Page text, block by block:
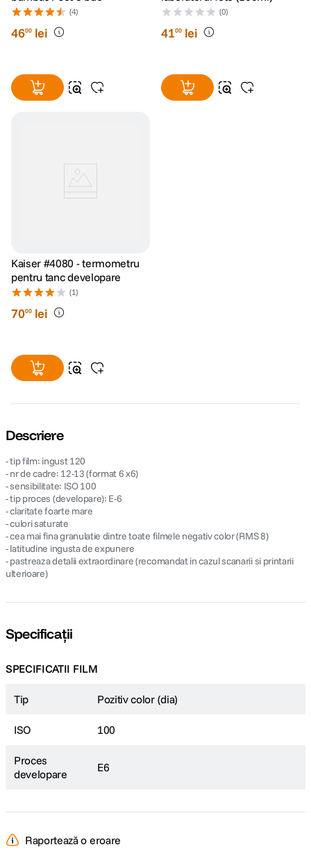
(4)
4600 lei
(0)
4100 lei
Kaiser #4080 - termometru
pentru tanc developare
(1)
7000 lei
Descriere
- tip film: ingust 120
- nr de cadre: 12-13 (format 6 x6)
- sensibilitate: ISO 100
- tip proces (developare): E-6
- claritate foarte mare
- culori saturate
- cea mai fina granulatie dintre toate filmele negativ color (RMS 8)
- latitudine ingusta de expunere
- pastreaza detalii extraordinare (recomandat in cazul scanarii si printarii
ulterioare)
Specificații
SPECIFICATII FILM
Tip Pozitiv color (dia)
ISO 100
Proces
developare
E6
Raportează o eroare